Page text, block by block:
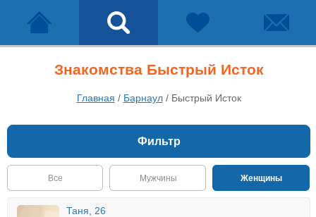
Знакомства Быстрый Исток
Главная / Барнаул/ Быстрый Исток
Фильтр
Все Мужчины Женщины
Таня, 26